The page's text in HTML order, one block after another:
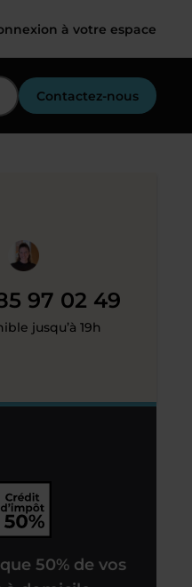
à votre espace
Contactez-nous
97 02 49
jusqu’à 19h
50% de vos